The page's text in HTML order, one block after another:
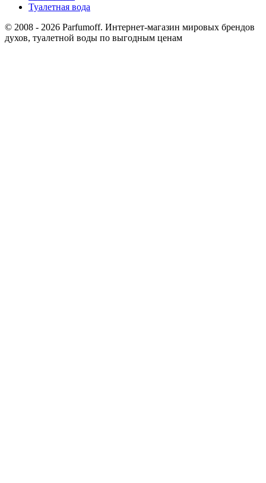
Туалетная вода
© 2008 - 2026 Parfumoff. Интернет-магазин мировых брендов
духов, туалетной воды по выгодным ценам